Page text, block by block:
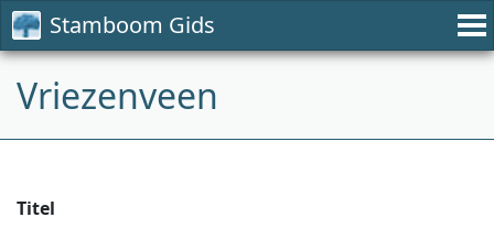
Stamboom Gids
Vriezenveen
Titel